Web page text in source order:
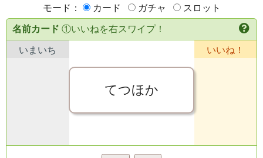
モード： カード ガチャ スロット
名前カード ①いいねを右スワイプ！
いまいち
てつほか
いいね！